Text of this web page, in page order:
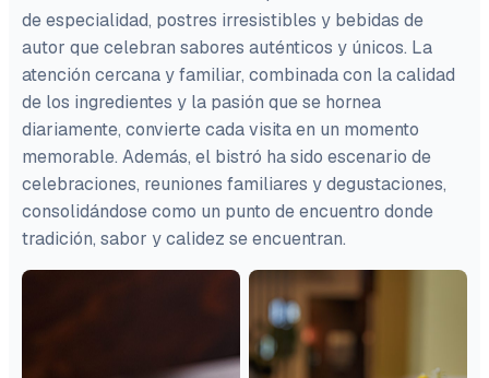
de especialidad, postres irresistibles y bebidas de
autor que celebran sabores auténticos y únicos. La
atención cercana y familiar, combinada con la calidad
de los ingredientes y la pasión que se hornea
diariamente, convierte cada visita en un momento
memorable. Además, el bistró ha sido escenario de
celebraciones, reuniones familiares y degustaciones,
consolidándose como un punto de encuentro donde
tradición, sabor y calidez se encuentran.